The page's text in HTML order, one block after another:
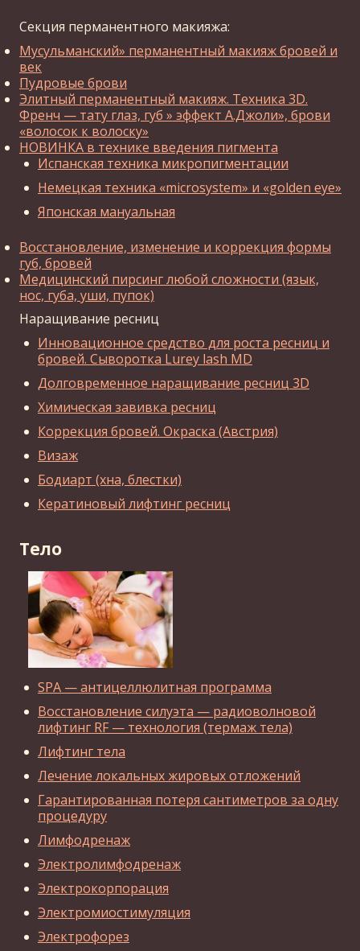
Секция перманентного макияжа:
Мусульманский» перманентный макияж бровей и
век
Пудровые брови
Элитный перманентный макияж. Техника 3D.
Френч — тату глаз, губ » эффект А.Джоли», брови
«волосок к волоску»
НОВИНКА в технике введения пигмента
Испанская техника микропигментации
Немецкая техника «microsystem» и «golden eye»
Японская мануальная
Восстановление, изменение и коррекция формы
губ, бровей
Медицинский пирсинг любой сложности (язык,
нос, губа, уши, пупок)
Наращивание ресниц
Инновационное средство для роста ресниц и
бровей. Сыворотка Lurey lash MD
Долговременное наращивание ресниц 3D
Химическая завивка ресниц
Коррекция бровей. Окраска (Австрия)
Визаж
Бодиарт (хна, блестки)
Кератиновый лифтинг ресниц
Тело
SPA — антицеллюлитная программа
Восстановление силуэта — радиоволновой
лифтинг RF — технология (термаж тела)
Лифтинг тела
Лечение локальных жировых отложений
Гарантированная потеря сантиметров за одну
процедуру
Лимфодренаж
Электролимфодренаж
Электрокорпорация
Электромиостимуляция
Электрофорез